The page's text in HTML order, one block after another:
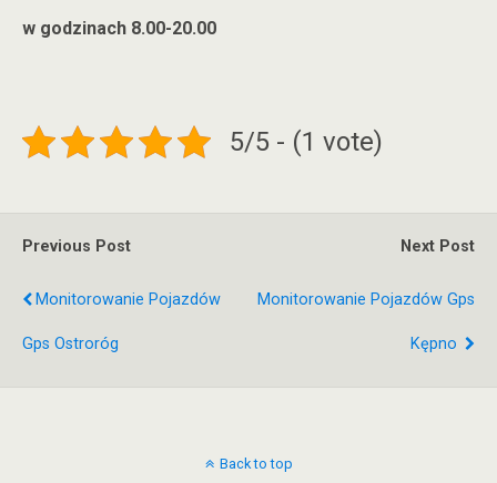
w godzinach 8.00-20.00
5/5 - (1 vote)
Previous Post
Monitorowanie Pojazdów
Gps Ostroróg
Next Post
Monitorowanie Pojazdów Gps
Kępno
Back to top